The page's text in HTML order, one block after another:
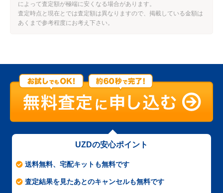
によって査定額が極端に安くなる場合があります。
査定時点と現在とでは査定額は異なりますので、掲載している金額は
あくまで参考程度にお考え下さい。
UZDの安心ポイント
送料無料、宅配キットも無料です
査定結果を見たあとのキャンセルも無料です